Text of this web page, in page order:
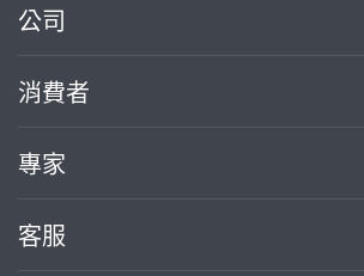
公司
關於我們
部落格
加入我們
消費者
買服務
熱門服務
專家
案件中心
客服
繼續完成